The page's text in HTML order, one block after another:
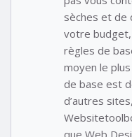
sèches et de
votre
règles de
moyen le
de base est
d’autres
que Web